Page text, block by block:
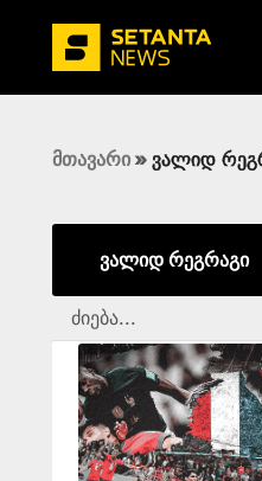
მთავარი » ვალიდ
ვალიდ რეგრაგი